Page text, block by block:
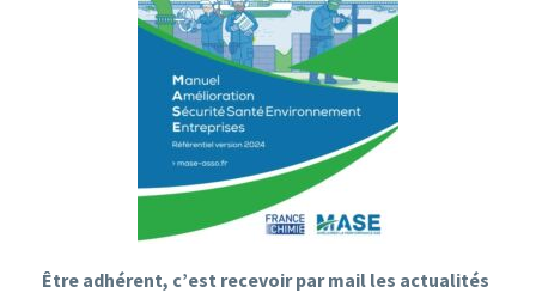
Être adhérent, c’est recevoir par mail les actualités